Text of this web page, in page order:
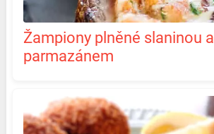
Žampiony plněné slaninou a
parmazánem